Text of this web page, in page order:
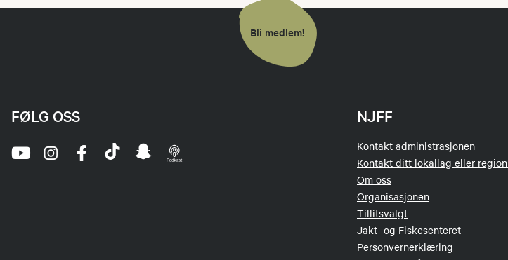
Bli medlem!
NJFF
Kontakt administrasjonen
Kontakt ditt lokallag eller
Om oss
Organisasjonen
Tillitsvalgt
Jakt- og Fiskesenteret
Personvernerklæring
FØLG OSS